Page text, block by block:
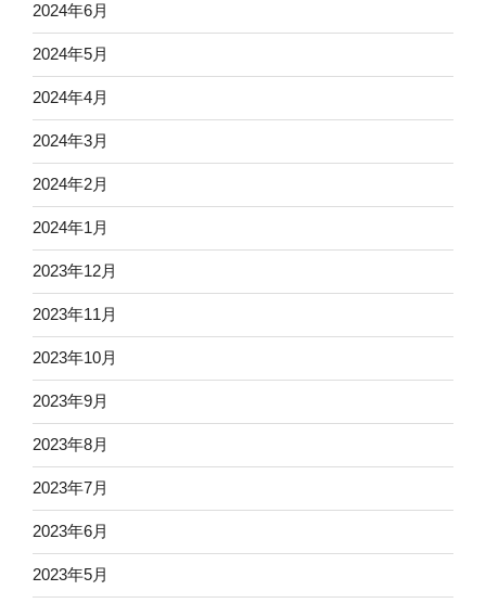
2024年6月
2024年5月
2024年4月
2024年3月
2024年2月
2024年1月
2023年12月
2023年11月
2023年10月
2023年9月
2023年8月
2023年7月
2023年6月
2023年5月